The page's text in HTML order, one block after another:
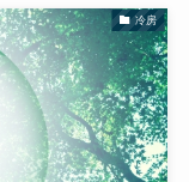
冷房